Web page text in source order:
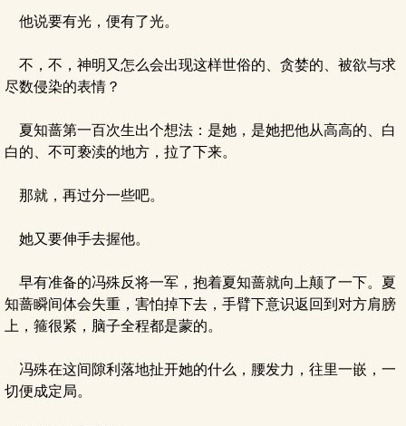
他说要有光，便有了光。
不，不，神明又怎么会出现这样世俗的、贪婪的、被欲与求
尽数侵染的表情？
夏知蔷第一百次生出个想法：是她，是她把他从高高的、白
白的、不可亵渎的地方，拉了下来。
那就，再过分一些吧。
她又要伸手去握他。
早有准备的冯殊反将一军，抱着夏知蔷就向上颠了一下。夏
知蔷瞬间体会失重，害怕掉下去，手臂下意识返回到对方肩膀
上，箍很紧，脑子全程都是蒙的。
冯殊在这间隙利落地扯开她的什么，腰发力，往里一嵌，一
切便成定局。